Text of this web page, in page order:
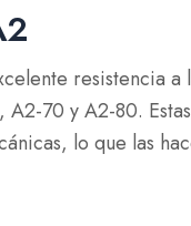
resistencia a
70 y A2-80.
lo que las